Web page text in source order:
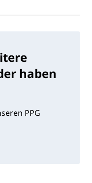
haben
PPG